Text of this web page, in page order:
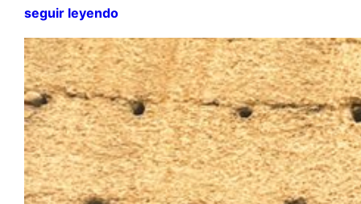
seguir leyendo